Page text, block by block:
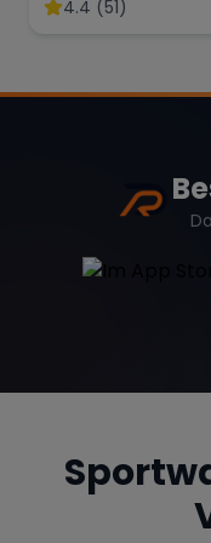
Range Rover
4.4 (51)